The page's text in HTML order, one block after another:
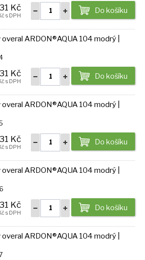
Do košíku
Kč
s DPH
ARDON®AQUA 104 modrý |
Do košíku
Kč
s DPH
ARDON®AQUA 104 modrý |
Do košíku
Kč
s DPH
ARDON®AQUA 104 modrý |
Do košíku
Kč
s DPH
ARDON®AQUA 104 modrý |